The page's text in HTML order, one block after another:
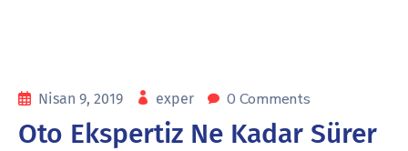
Nisan 9, 2019 exper 0 Comments
Oto Ekspertiz Ne Kadar Sürer